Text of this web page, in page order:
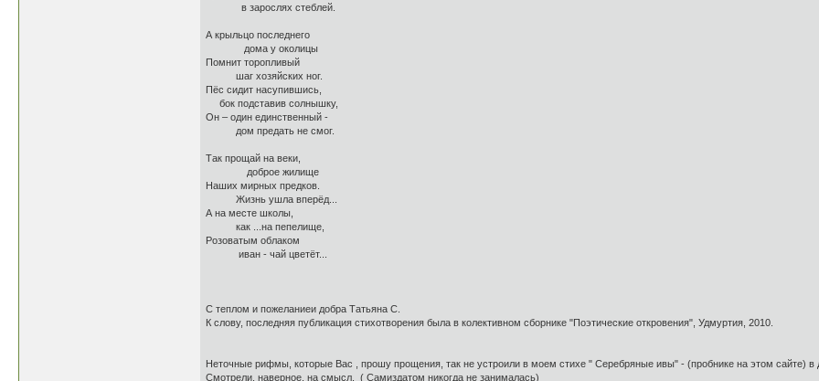
в зарослях стеблей.
А крыльцо последнего
дома у околицы
Помнит торопливый
шаг хозяйских ног.
Пёс сидит насупившись,
бок подставив солнышку,
Он – один единственный -
дом предать не смог.
Так прощай на веки,
доброе жилище
Наших мирных предков.
Жизнь ушла вперёд...
А на месте школы,
как ...на пепелище,
Розоватым облаком
иван - чай цветёт...
С теплом и пожеланиеи добра Татьяна С.
К слову, последняя публикация стихотворения была в колективном сборнике "Поэтические откровения", Удмуртия, 2010.
Неточные рифмы, которые Вас , прошу прощения, так не устроили в моем стихе " Серебряные ивы" - (пробнике на этом сайте) в
Смотрели, наверное, на смысл. ( Самиздатом никогда не занималась)